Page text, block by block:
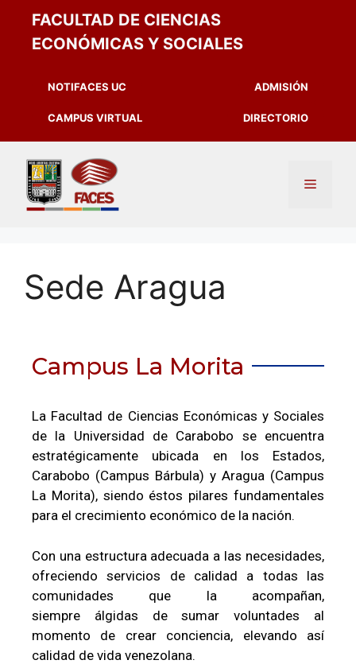
FACULTAD DE CIENCIAS
ECONÓMICAS Y SOCIALES
NOTIFACES UC ADMISIÓN
CAMPUS VIRTUAL DIRECTORIO
Sede Aragua
Campus La Morita
La Facultad de Ciencias Económicas y Sociales
de la Universidad de Carabobo se encuentra
estratégicamente ubicada en los Estados,
Carabobo (Campus Bárbula) y Aragua (Campus
La Morita), siendo éstos pilares fundamentales
para el crecimiento económico de la nación.
Con una estructura adecuada a las necesidades,
ofreciendo servicios de calidad a todas las
comunidades que la acompañan,
siempre álgidas de sumar voluntades al
momento de crear conciencia, elevando así
calidad de vida venezolana.